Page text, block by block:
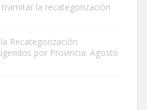
la recategorización
Recategorización
por Provincia. Agosto